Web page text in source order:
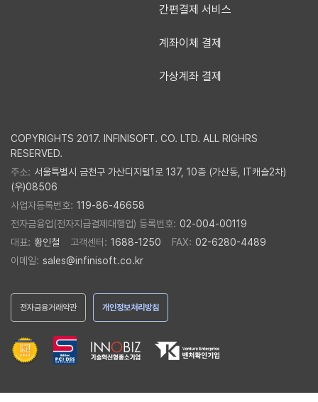
간편결제 서비스
계좌이체 결제
가상계좌 결제
COPYRIGHTS 2017. INFINISOFT. CO. LTD. ALL RIGHRS
RESERVED.
주소: 서울특별시 금천구 가산디지털1로 137, 10층 (가산동, IT캐슬2차)
(우)08506
사업자등록번호: 119-86-46658
전자금융업(전자지급결제대행업) 등록번호: 02-004-00119
대표: 황인철 고객센터: 1688-1250 FAX: 02-6280-4489
이메일: sales@infinisoft.co.kr
전자금융거래약관 개인정보처리방침